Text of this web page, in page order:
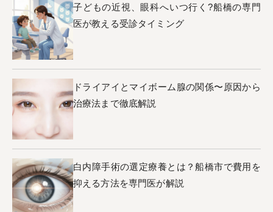
子どもの近視、眼科へいつ行く?船橋の専門
医が教える受診タイミング
ドライアイとマイボーム腺の関係〜原因から
治療法まで徹底解説
白内障手術の選定療養とは？船橋市で費用を
抑える方法を専門医が解説